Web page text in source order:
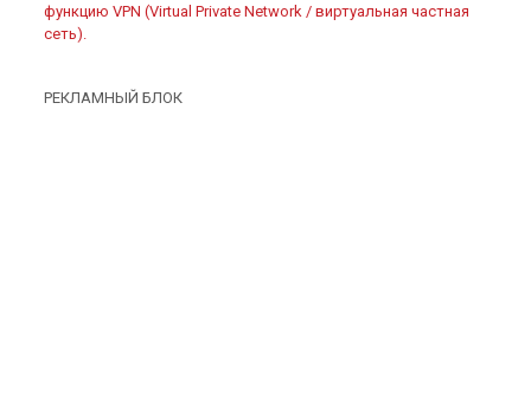
функцию VPN (Virtual Private Network / виртуальная частная
сеть).
РЕКЛАМНЫЙ БЛОК